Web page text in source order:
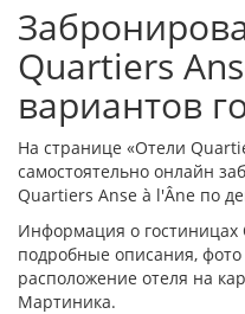
Quartiers
вариантов
На странице «Отели
самостоятельно онлайн
Quartiers Anse à l'Âne по
Информация о
подробные описания,
расположение отеля на
Мартиника.